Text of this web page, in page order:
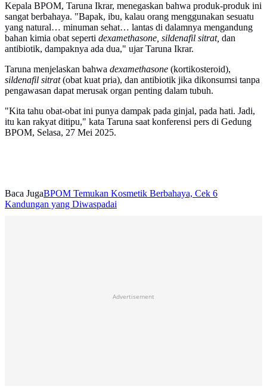
Kepala BPOM, Taruna Ikrar, menegaskan bahwa produk-produk ini
sangat berbahaya. "Bapak, ibu, kalau orang menggunakan sesuatu
yang natural… minuman sehat… lantas di dalamnya mengandung
bahan kimia obat seperti dexamethasone, sildenafil sitrat, dan
antibiotik, dampaknya ada dua," ujar Taruna Ikrar.
Taruna menjelaskan bahwa dexamethasone (kortikosteroid),
sildenafil sitrat(obat kuat pria), dan antibiotik jika dikonsumsi tanpa
pengawasan dapat merusak organ penting dalam tubuh.
"Kita tahu obat-obat ini punya dampak pada ginjal, pada hati. Jadi,
itu kan rakyat ditipu," kata Taruna saat konferensi pers di Gedung
BPOM, Selasa, 27 Mei 2025.
Baca JugaBPOM Temukan Kosmetik Berbahaya, Cek 6
Kandungan yang Diwaspadai
Advertisement